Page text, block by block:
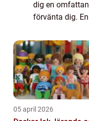
dig en
förvänta dig.
erbjudanden
05 april 2026